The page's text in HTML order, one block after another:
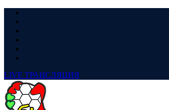
LIVE ТРАНСЛЯЦИЯ